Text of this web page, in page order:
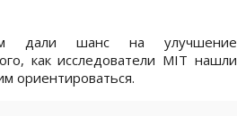
дали шанс на улучшение
как исследователи MIT нашли
ориентироваться.